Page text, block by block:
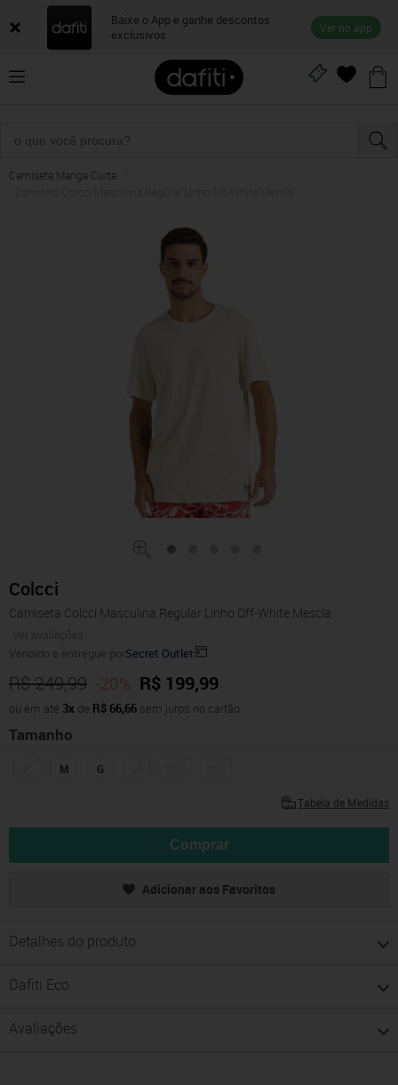
Baixe o App e ganhe descontos
exclusivos
Ver no app
Camiseta Manga Curta
Colcci
Camiseta Colcci Masculina Regular Linho Off-White Mescla
Ver avaliações
Vendido e entregue porSecret Outlet
R$ 249,99 -20% R$ 199,99
ou em até 3x de R$ 66,66 sem juros no cartão
Tamanho
M G
Tabela de Medidas
Comprar
Adicionar aos Favoritos
Detalhes do produto
Dafiti Eco
Avaliações